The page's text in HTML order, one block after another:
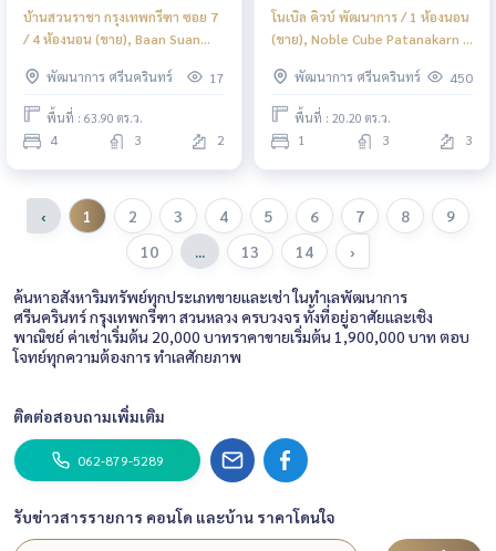
บ้านสวนราชา กรุงเทพกรีฑา ซอย 7
/ 4 ห้องนอน (ขาย), Baan Suan
4 Bedrooms (FOR SALE) BZD252
พัฒนาการ ศรีนครินทร์ 17
พื้นที่ : 63.90 ตร.ว.
4 3 2
โนเบิล คิวบ์ พัฒนาการ / 1 ห้องนอน
(ขาย), Noble Cube Patanakarn /
พัฒนาการ ศรีนครินทร์
450
พื้นที่ : 20.20 ตร.ว.
1 3 3
‹ 1 2 3 4 5 6 7 8
9
10
... 13 14 ›
ค้นหาอสังหาริมทรัพย์ทุกประเภทขายและเช่า ในทำเลพัฒนาการ
ศรีนครินทร์ กรุงเทพกรีฑา สวนหลวง ครบวงจร ทั้งที่อยู่อาศัยและเชิง
พาณิชย์ ค่าเช่าเริ่มต้น 20,000 บาทราคาขายเริ่มต้น 1,900,000 บาท ตอบ
โจทย์ทุกความต้องการ ทำเลศักยภาพ
ติดต่อสอบถามเพิ่มเติม
062-879-5289
รับข่าวสารรายการ คอนโด และบ้าน ราคาโดนใจ